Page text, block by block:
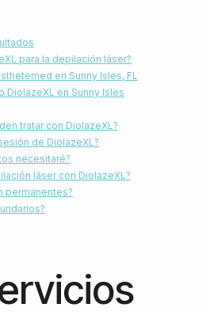
para la depilación láser?
en Sunny Isles, FL
DiolazeXL en Sunny Isles
tratar con DiolazeXL?
de DiolazeXL?
necesitaré?
láser con DiolazeXL?
permanentes?